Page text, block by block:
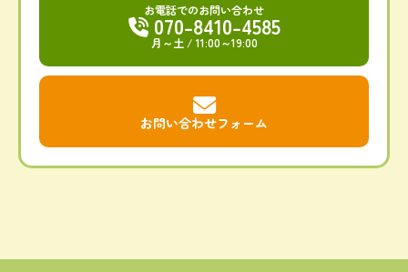
お電話でのお問い合わせ
070-8410-4585
月～土/ 11:00～19:00
お問い合わせフォーム